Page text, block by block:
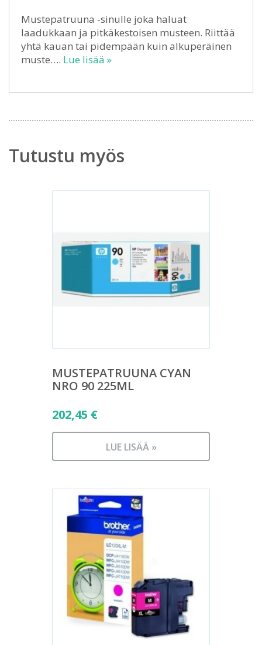
Mustepatruuna -sinulle joka haluat
laadukkaan ja pitkäkestoisen musteen. Riittää
yhtä kauan tai pidempään kuin alkuperäinen
muste…. Lue lisää »
Tutustu myös
MUSTEPATRUUNA CYAN
NRO 90 225ML
202,45 €
LUE LISÄÄ »